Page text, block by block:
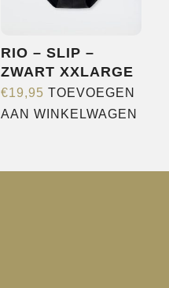
RIO – SLIP –
ZWART XXLARGE
€19,95 TOEVOEGEN
AAN WINKELWAGEN